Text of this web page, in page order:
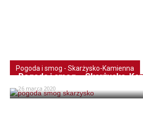
Pogoda i smog - Skarżysko-Kamienna
Pogoda i smog – Skarżysko-
26 marca 2020